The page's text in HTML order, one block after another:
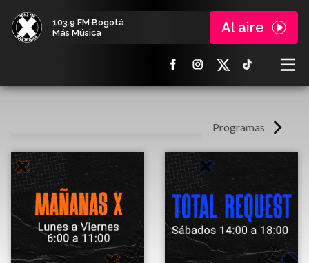
103.9 FM Bogotá
Más Música
Al aire
Programas